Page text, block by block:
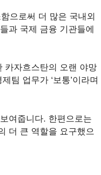
으로써 더 많은 국내외
과 국제 금융 기관들에
카자흐스탄의 오랜 야망
팀 업무가 ‘보통’이라며
여줍니다. 한편으로는
더 큰 역할을 요구했으